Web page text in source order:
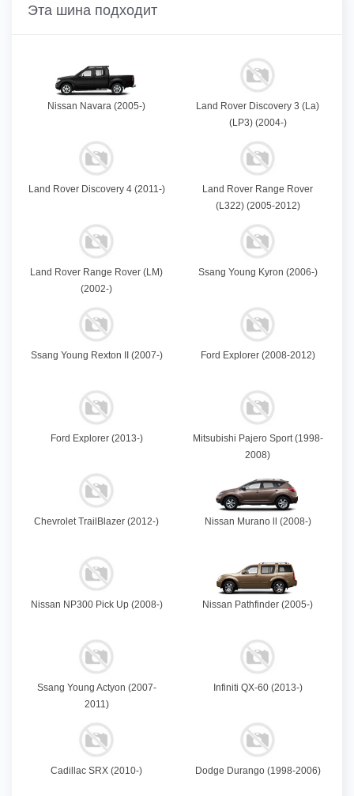
Эта шина подходит
Nissan Navara (2005-)
Land Rover Discovery 3 (La)
(LP3) (2004-)
Land Rover Discovery 4 (2011-)
Land Rover Range Rover
(L322) (2005-2012)
Land Rover Range Rover (LM)
(2002-)
Ssang Young Kyron (2006-)
Ssang Young Rexton II (2007-) Ford Explorer (2008-2012)
Ford Explorer (2013-)
Mitsubishi Pajero Sport (1998-
2008)
Chevrolet TrailBlazer (2012-) Nissan Murano ll (2008-)
Nissan NP300 Pick Up (2008-) Nissan Pathfinder (2005-)
Ssang Young Actyon (2007-
2011)
Infiniti QX-60 (2013-)
Cadillac SRX (2010-) Dodge Durango (1998-2006)